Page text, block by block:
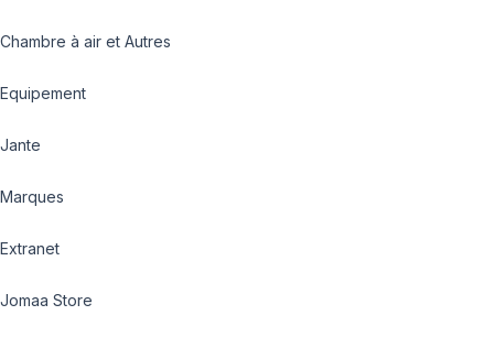
Chambre à air et Autres
Equipement
Jante
Marques
Extranet
Jomaa Store